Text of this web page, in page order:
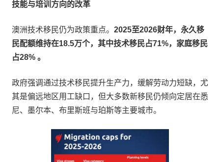
技能与培训方向的改革
澳洲技术移民仍为政策重点。 2025至2026财年，永久移
民配额维持在18.5万个，其中技术移民占71%，家庭移民
占28% 。
政府强调通过技术移民提升生产力，缓解劳动力短缺，尤
其是偏远地区用工缺口，但大多数新移民仍倾向定居在悉
尼、墨尔本、布里斯班与珀斯等主要城市。